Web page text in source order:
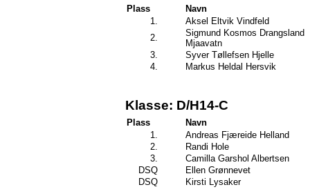
Plass
Navn
1.
Aksel Eltvik Vindfeld
2.
Sigmund Kosmos Drangsland
Mjaavatn
3.
Syver Tøllefsen Hjelle
4.
Markus Heldal Hersvik
Klasse: D/H14-C
Plass
Navn
1.
Andreas Fjæreide Helland
2.
Randi Hole
3.
Camilla Garshol Albertsen
DSQ
Ellen Grønnevet
DSQ
Kirsti Lysaker